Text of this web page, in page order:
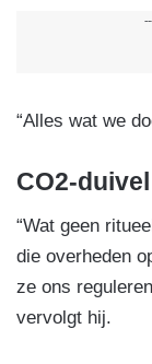
“Alles wat we
CO2-duivel
“Wat geen
die overheden
ze ons
vervolgt hij.